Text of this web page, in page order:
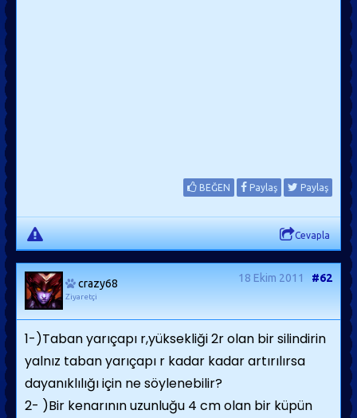
BEĞEN Paylaş Paylaş
Cevapla
crazy68
Ziyaretçi
18 Ekim 2011 #62
1-)Taban yarıçapı r,yüksekliği 2r olan bir silindirin
yalnız taban yarıçapı r kadar kadar artırılırsa
dayanıklılığı için ne söylenebilir?
2- )Bir kenarının uzunluğu 4 cm olan bir küpün